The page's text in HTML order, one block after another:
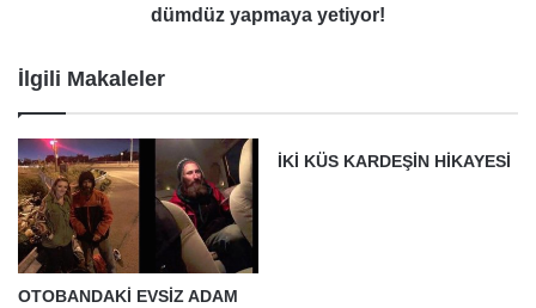
dümdüz yapmaya yetiyor!
İlgili Makaleler
OTOBANDAKİ EVSİZ ADAM
İKİ KÜS KARDEŞİN HİKAYESİ